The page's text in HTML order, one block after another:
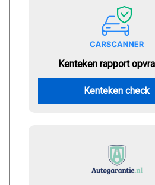
Kenteken rapport
Kenteken check